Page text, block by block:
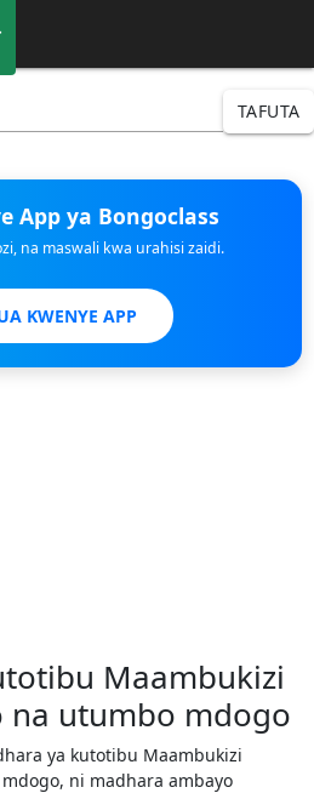
TAFUTA
App ya Bongoclass
na maswali kwa urahisi zaidi.
KWENYE APP
Maambukizi
na utumbo mdogo
ya kutotibu Maambukizi
ni madhara ambayo